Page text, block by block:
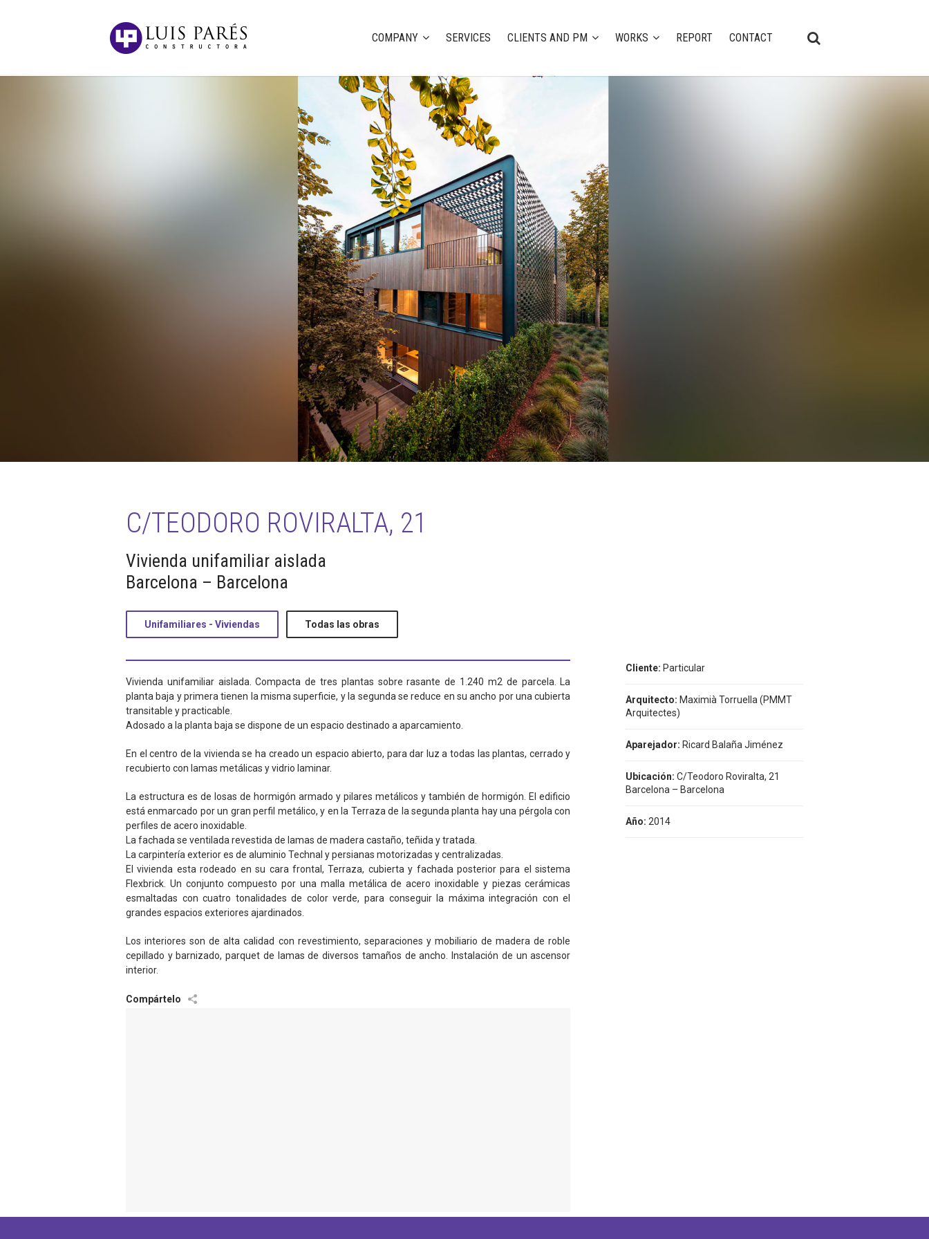
COMPANY SERVICES CLIENTS AND PM WORKS REPORT CONTACT
C/TEODORO ROVIRALTA, 21
Vivienda unifamiliar aislada
Barcelona – Barcelona
Unifamiliares - Viviendas Todas las obras
Vivienda unifamiliar aislada. Compacta de tres plantas sobre rasante de 1.240 m2 de parcela. La
planta baja y primera tienen la misma superficie, y la segunda se reduce en su ancho por una cubierta
transitable y practicable.
Adosado a la planta baja se dispone de un espacio destinado a aparcamiento.
En el centro de la vivienda se ha creado un espacio abierto, para dar luz a todas las plantas, cerrado y
recubierto con lamas metálicas y vidrio laminar.
La estructura es de losas de hormigón armado y pilares metálicos y también de hormigón. El edificio
está enmarcado por un gran perfil metálico, y en la Terraza de la segunda planta hay una pérgola con
perfiles de acero inoxidable.
La fachada se ventilada revestida de lamas de madera castaño, teñida y tratada.
La carpintería exterior es de aluminio Technal y persianas motorizadas y centralizadas.
El vivienda esta rodeado en su cara frontal, Terraza, cubierta y fachada posterior para el sistema
Flexbrick. Un conjunto compuesto por una malla metálica de acero inoxidable y piezas cerámicas
esmaltadas con cuatro tonalidades de color verde, para conseguir la máxima integración con el
grandes espacios exteriores ajardinados.
Los interiores son de alta calidad con revestimiento, separaciones y mobiliario de madera de roble
cepillado y barnizado, parquet de lamas de diversos tamaños de ancho. Instalación de un ascensor
interior.
Cliente: Particular
Arquitecto: Maximià Torruella (PMMT
Arquitectes)
Aparejador: Ricard Balaña Jiménez
Ubicación: C/Teodoro Roviralta, 21
Barcelona – Barcelona
Año: 2014